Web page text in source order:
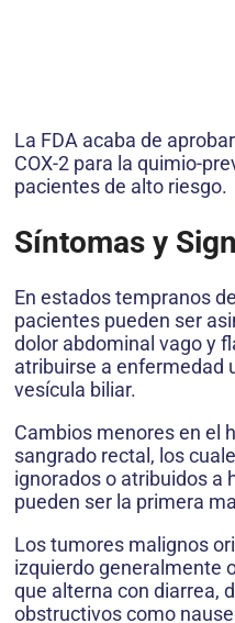
La FDA acaba de
COX-2 para la quimio-
pacientes de alto riesgo.
Síntomas y
En estados tempranos
pacientes pueden ser
dolor abdominal vago y
atribuirse a enfermedad
vesícula biliar.
Cambios menores en el
sangrado rectal, los
ignorados o atribuidos a
pueden ser la primera
Los tumores malignos
izquierdo generalmente
que alterna con diarrea,
obstructivos como